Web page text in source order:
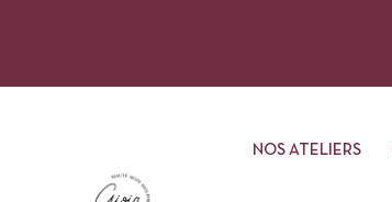
NOS ATELIERS